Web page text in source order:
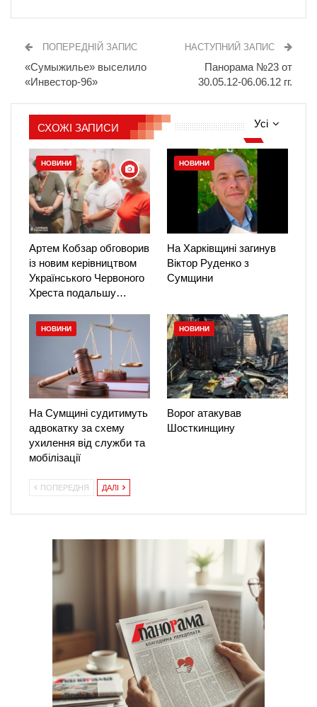
ПОПЕРЕДНІЙ ЗАПИС
«Сумыжилье» выселило
«Инвестор-96»
НАСТУПНИЙ ЗАПИС
Панорама №23 от
30.05.12-06.06.12 гг.
Усі
СХОЖІ ЗАПИСИ
НОВИНИ
Артем Кобзар обговорив
із новим керівництвом
Українського Червоного
Хреста подальшу…
НОВИНИ
На Харківщині загинув
Віктор Руденко з
Сумщини
НОВИНИ
На Сумщині судитимуть
адвокатку за схему
ухилення від служби та
мобілізації
НОВИНИ
Ворог атакував
Шосткинщину
ПОПЕРЕДНЯ ДАЛІ